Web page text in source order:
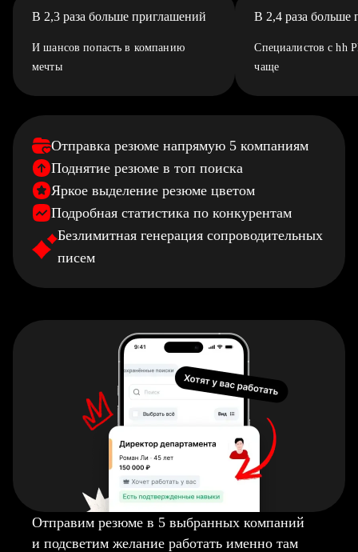
В 2,3 раза больше приглашений
И шансов попасть в компанию
мечты
В 2,4 раза больше
Специалистов с hh
чаще
Отправка резюме напрямую 5 компаниям
Поднятие резюме в топ поиска
Яркое выделение резюме цветом
Подробная статистика по конкурентам
Безлимитная генерация сопроводительных
писем
Отправим резюме в 5 выбранных компаний
и подсветим желание работать именно там